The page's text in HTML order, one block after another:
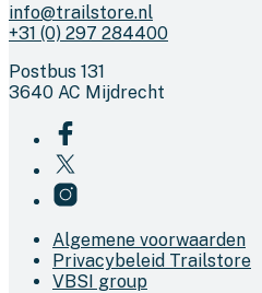
info@trailstore.nl
+31 (0) 297 284400
Postbus 131
3640 AC Mijdrecht
Algemene voorwaarden
Privacybeleid Trailstore
VBSI group